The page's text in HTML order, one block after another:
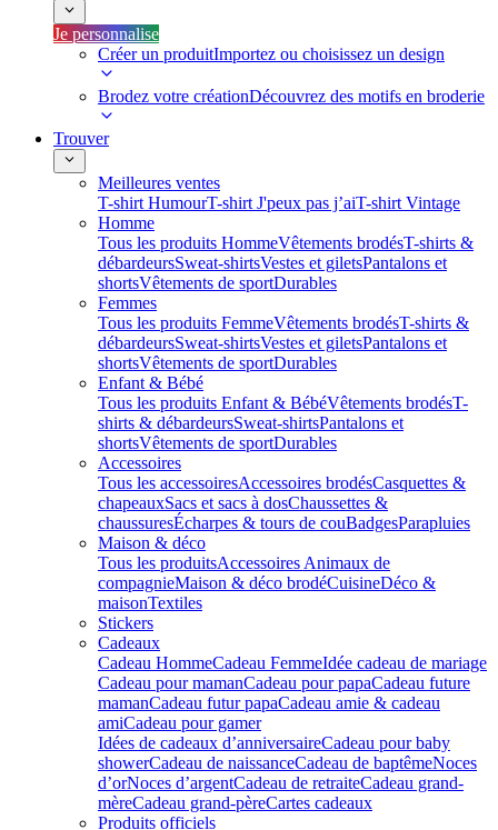
Je personnalise
Créer un produitImportez ou choisissez un design
Brodez votre créationDécouvrez des motifs en broderie
Trouver
Meilleures ventes
T-shirt HumourT-shirt J'peux pas j’aiT-shirt Vintage
Homme
Tous les produits HommeVêtements brodésT-shirts &
débardeursSweat-shirtsVestes et giletsPantalons et
shortsVêtements de sportDurables
Femmes
Tous les produits FemmeVêtements brodésT-shirts &
débardeursSweat-shirtsVestes et giletsPantalons et
shortsVêtements de sportDurables
Enfant & Bébé
Tous les produits Enfant & BébéVêtements brodésT-
shirts & débardeursSweat-shirtsPantalons et
shortsVêtements de sportDurables
Accessoires
Tous les accessoiresAccessoires brodésCasquettes &
chapeauxSacs et sacs à dosChaussettes &
chaussuresÉcharpes & tours de couBadgesParapluies
Maison & déco
Tous les produitsAccessoires Animaux de
compagnieMaison & déco brodéCuisineDéco &
maisonTextiles
Stickers
Cadeaux
Cadeau HommeCadeau FemmeIdée cadeau de mariage​
Cadeau pour mamanCadeau pour papaCadeau future
mamanCadeau futur papaCadeau amie & cadeau
amiCadeau pour gamer
Idées de cadeaux d’anniversaireCadeau pour baby
showerCadeau de naissanceCadeau de baptêmeNoces
d’orNoces d’argentCadeau de retraiteCadeau grand-
mèreCadeau grand-pèreCartes cadeaux
Produits officiels